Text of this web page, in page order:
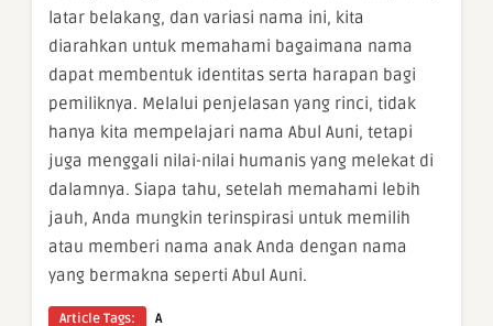
latar belakang, dan variasi nama ini, kita
diarahkan untuk memahami bagaimana nama
dapat membentuk identitas serta harapan bagi
pemiliknya. Melalui penjelasan yang rinci, tidak
hanya kita mempelajari nama Abul Auni, tetapi
juga menggali nilai-nilai humanis yang melekat di
dalamnya. Siapa tahu, setelah memahami lebih
jauh, Anda mungkin terinspirasi untuk memilih
atau memberi nama anak Anda dengan nama
yang bermakna seperti Abul Auni.
Article Tags:
A